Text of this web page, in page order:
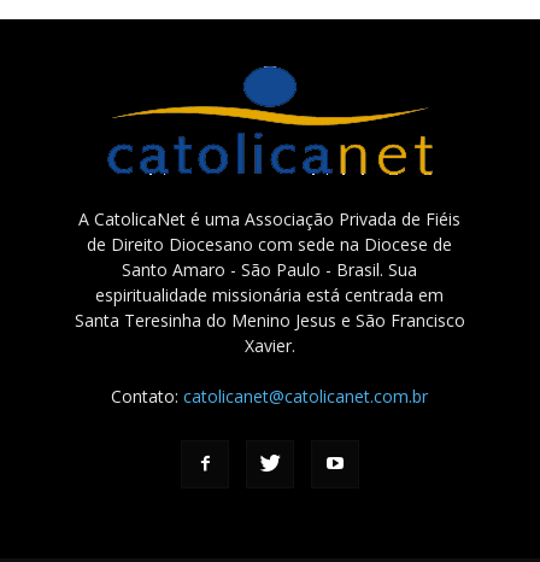
A CatolicaNet é uma Associação Privada de Fiéis
de Direito Diocesano com sede na Diocese de
Santo Amaro - São Paulo - Brasil. Sua
espiritualidade missionária está centrada em
Santa Teresinha do Menino Jesus e São Francisco
Xavier.
Contato:catolicanet@catolicanet.com.br